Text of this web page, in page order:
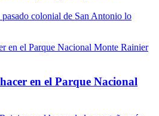
colonial de San Antonio lo
en el Parque Nacional